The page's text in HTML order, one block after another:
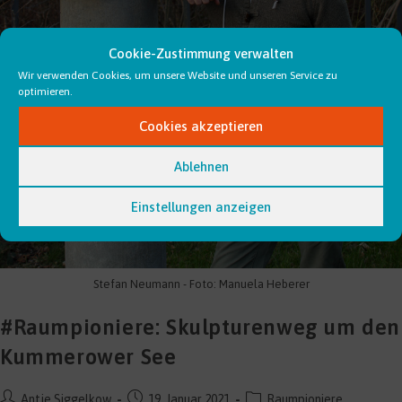
Cookie-Zustimmung verwalten
Wir verwenden Cookies, um unsere Website und unseren Service zu
optimieren.
Cookies akzeptieren
Ablehnen
Einstellungen anzeigen
Stefan Neumann - Foto: Manuela Heberer
#Raumpioniere: Skulpturenweg um den
Kummerower See
Beitrags- Beitrag Beitrags-